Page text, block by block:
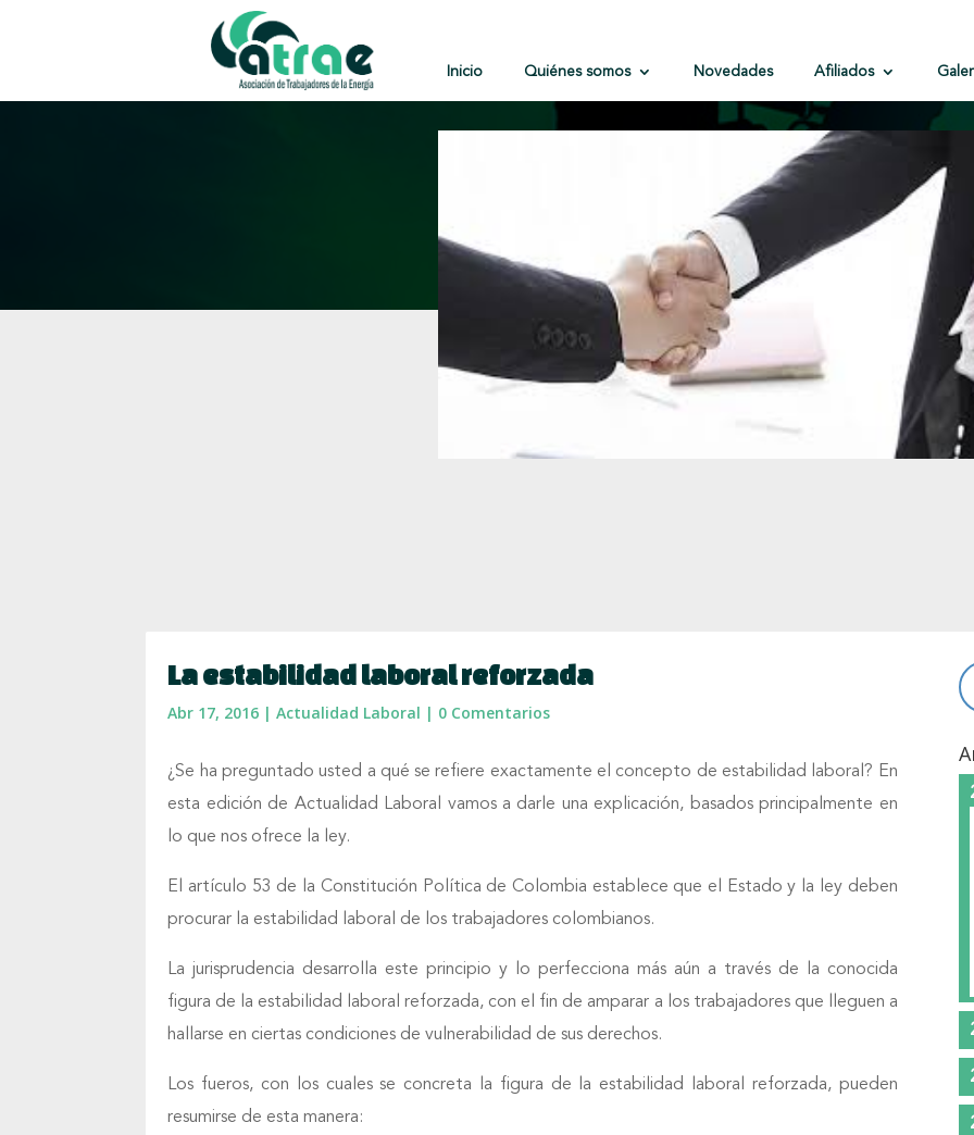
Inicio Quiénes somos Novedades Afiliados
La estabilidad laboral reforzada
Abr 17, 2016 |Actualidad Laboral | 0 Comentarios
¿Se ha preguntado usted a qué se refiere exactamente el concepto de estabilidad laboral? En
esta edición de Actualidad Laboral vamos a darle una explicación, basados principalmente en
lo que nos ofrece la ley.
El artículo 53 de la Constitución Política de Colombia establece que el Estado y la ley deben
procurar la estabilidad laboral de los trabajadores colombianos.
La jurisprudencia desarrolla este principio y lo perfecciona más aún a través de la conocida
figura de la estabilidad laboral reforzada, con el fin de amparar a los trabajadores que lleguen a
hallarse en ciertas condiciones de vulnerabilidad de sus derechos.
Los fueros, con los cuales se concreta la figura de la estabilidad laboral reforzada, pueden
resumirse de esta manera: